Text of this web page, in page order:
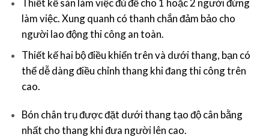
làm việc. Xung quanh có thanh chắn đảm bảo cho
người lao động thi công an toàn.
Thiết kế hai bộ điều khiển trên và dưới thang, bạn có
thể dễ dàng điều chỉnh thang khi đang thi công trên
cao.
Bón chân trụ được đặt dưới thang tạo độ cân bằng
nhất cho thang khi đưa người lên cao.